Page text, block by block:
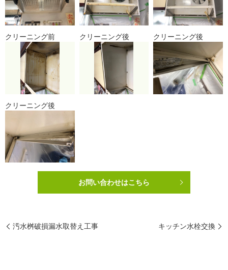
クリーニング前 クリーニング後 クリーニング後
クリーニング後
お問い合わせはこちら
汚水桝破損漏水取替え工事 キッチン水栓交換